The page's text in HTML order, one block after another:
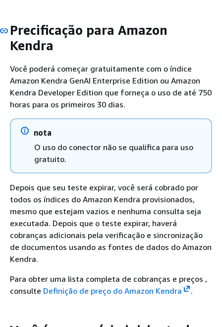
Precificação para Amazon
Kendra
Você poderá começar gratuitamente com o índice
Amazon Kendra GenAI Enterprise Edition ou Amazon
Kendra Developer Edition que forneça o uso de até 750
horas para os primeiros 30 dias.
nota
O uso do conector não se qualifica para uso
gratuito.
Depois que seu teste expirar, você será cobrado por
todos os índices do Amazon Kendra provisionados,
mesmo que estejam vazios e nenhuma consulta seja
executada. Depois que o teste expirar, haverá
cobranças adicionais pela verificação e sincronização
de documentos usando as fontes de dados do Amazon
Kendra.
Para obter uma lista completa de cobranças e preços ,
consulte Definição de preço do Amazon Kendra .